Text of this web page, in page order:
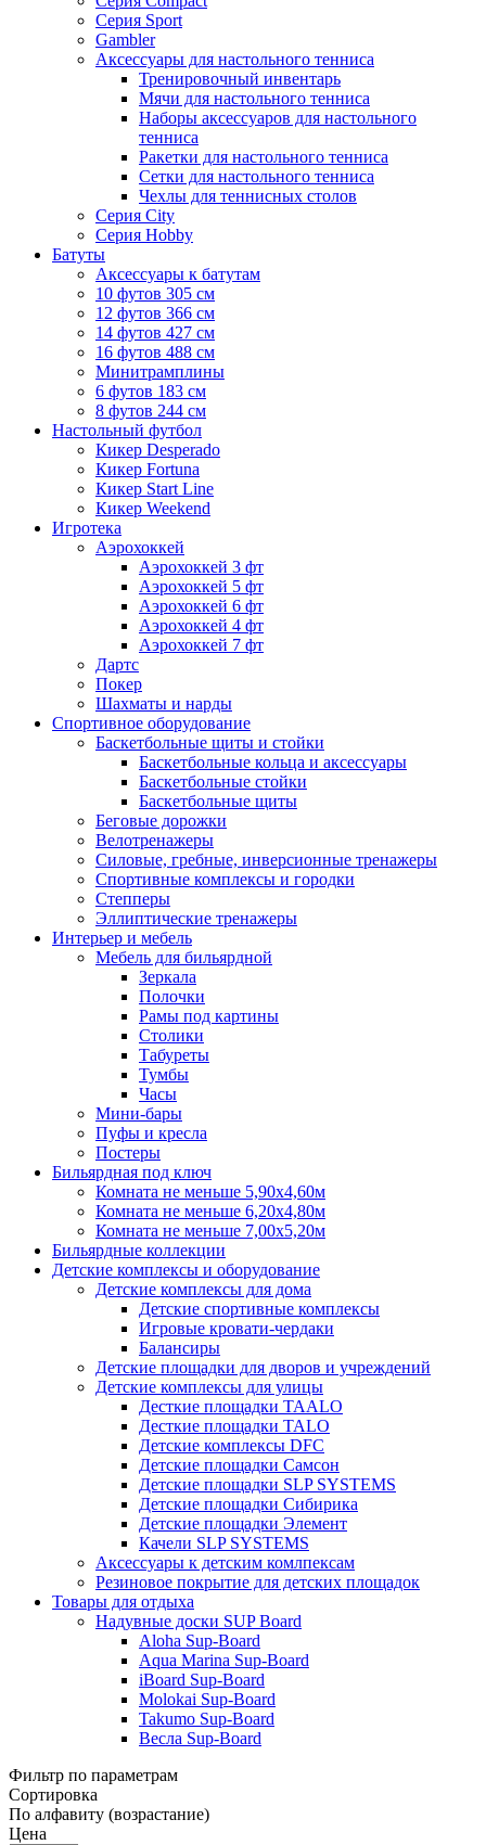
Серия Sport
Gambler
Аксессуары для настольного тенниса
Тренировочный инвентарь
Мячи для настольного тенниса
Наборы аксессуаров для настольного
тенниса
Ракетки для настольного тенниса
Сетки для настольного тенниса
Чехлы для теннисных столов
Серия City
Серия Hobby
Батуты
Аксессуары к батутам
10 футов 305 см
12 футов 366 см
14 футов 427 см
16 футов 488 см
Минитрамплины
6 футов 183 см
8 футов 244 см
Настольный футбол
Кикер Desperado
Кикер Fortuna
Кикер Start Line
Кикер Weekend
Игротека
Аэрохоккей
Аэрохоккей 3 фт
Аэрохоккей 5 фт
Аэрохоккей 6 фт
Аэрохоккей 4 фт
Аэрохоккей 7 фт
Дартс
Покер
Шахматы и нарды
Спортивное оборудование
Баскетбольные щиты и стойки
Баскетбольные кольца и аксессуары
Баскетбольные стойки
Баскетбольные щиты
Беговые дорожки
Велотренажеры
Силовые, гребные, инверсионные тренажеры
Спортивные комплексы и городки
Степперы
Эллиптические тренажеры
Интерьер и мебель
Мебель для бильярдной
Зеркала
Полочки
Рамы под картины
Столики
Табуреты
Тумбы
Часы
Мини-бары
Пуфы и кресла
Постеры
Бильярдная под ключ
Комната не меньше 5,90х4,60м
Комната не меньше 6,20х4,80м
Комната не меньше 7,00х5,20м
Бильярдные коллекции
Детские комплексы и оборудование
Детские комплексы для дома
Детские спортивные комплексы
Игровые кровати-чердаки
Балансиры
Детские площадки для дворов и учреждений
Детские комплексы для улицы
Десткие площадки TAALO
Десткие площадки TALO
Детские комплексы DFC
Детские площадки Самсон
Детские площадки SLP SYSTEMS
Детские площадки Сибирика
Детские площадки Элемент
Качели SLP SYSTEMS
Аксессуары к детским комлпексам
Резиновое покрытие для детских площадок
Товары для отдыха
Надувные доски SUP Board
Aloha Sup-Board
Aqua Marina Sup-Board
iBoard Sup-Board
Molokai Sup-Board
Takumo Sup-Board
Весла Sup-Board
Фильтр по параметрам
Сортировка
По алфавиту (возрастание)
Цена